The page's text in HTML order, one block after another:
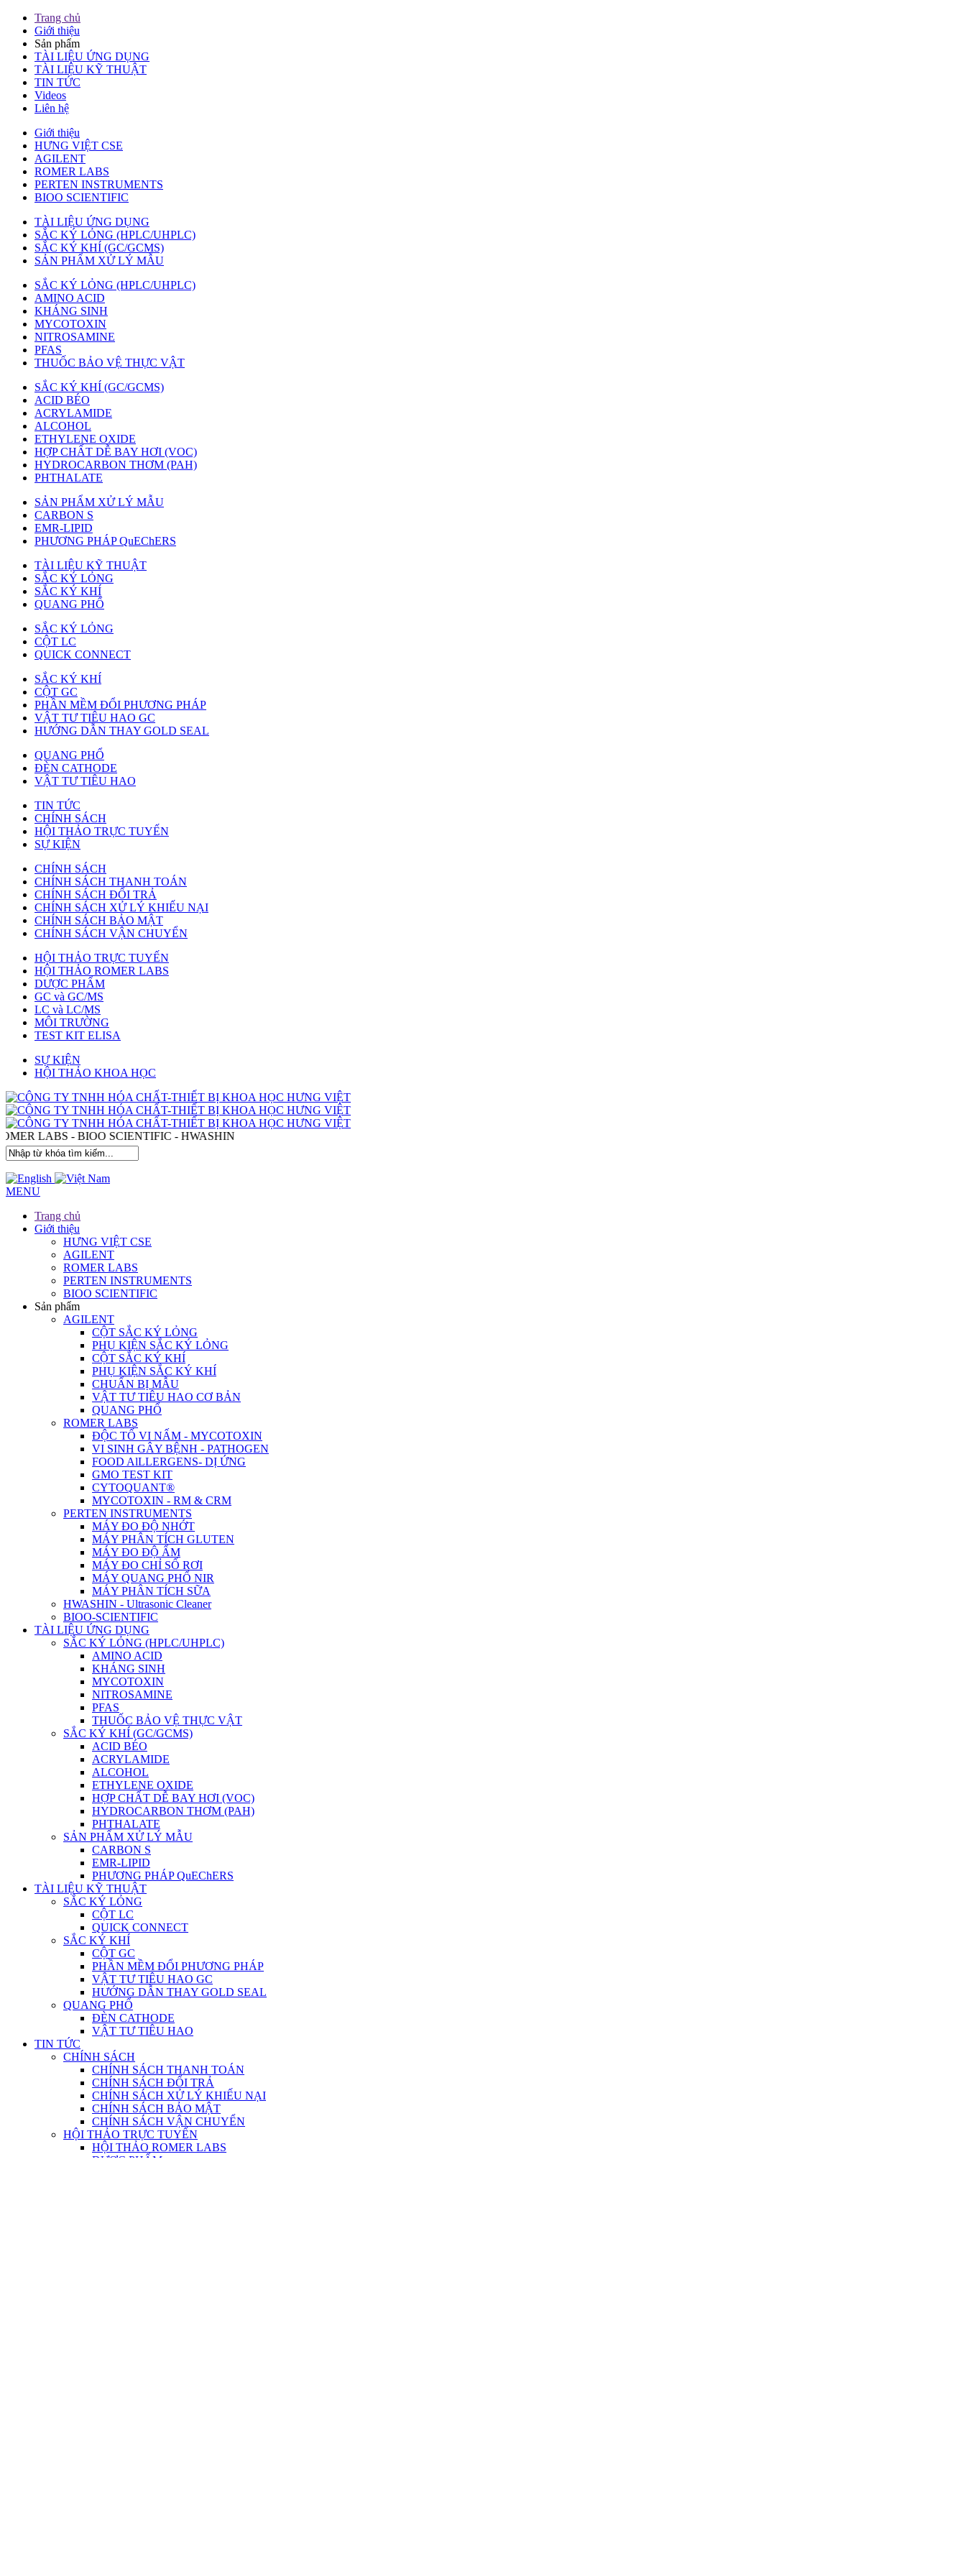
Trang chủ
Giới thiệu
Sản phẩm
TÀI LIỆU ỨNG DỤNG
TÀI LIỆU KỸ THUẬT
TIN TỨC
Videos
Liên hệ
Giới thiệu
HƯNG VIỆT CSE
AGILENT
ROMER LABS
PERTEN INSTRUMENTS
BIOO SCIENTIFIC
TÀI LIỆU ỨNG DỤNG
SẮC KÝ LỎNG (HPLC/UHPLC)
SẮC KÝ KHÍ (GC/GCMS)
SẢN PHẨM XỬ LÝ MẪU
SẮC KÝ LỎNG (HPLC/UHPLC)
AMINO ACID
KHÁNG SINH
MYCOTOXIN
NITROSAMINE
PFAS
THUỐC BẢO VỆ THỰC VẬT
SẮC KÝ KHÍ (GC/GCMS)
ACID BÉO
ACRYLAMIDE
ALCOHOL
ETHYLENE OXIDE
HỢP CHẤT DỄ BAY HƠI (VOC)
HYDROCARBON THƠM (PAH)
PHTHALATE
SẢN PHẨM XỬ LÝ MẪU
CARBON S
EMR-LIPID
PHƯƠNG PHÁP QuEChERS
TÀI LIỆU KỸ THUẬT
SẮC KÝ LỎNG
SẮC KÝ KHÍ
QUANG PHỔ
SẮC KÝ LỎNG
CỘT LC
QUICK CONNECT
SẮC KÝ KHÍ
CỘT GC
PHẦN MỀM ĐỔI PHƯƠNG PHÁP
VẬT TƯ TIÊU HAO GC
HƯỚNG DẪN THAY GOLD SEAL
QUANG PHỔ
ĐÈN CATHODE
VẬT TƯ TIÊU HAO
TIN TỨC
CHÍNH SÁCH
HỘI THẢO TRỰC TUYẾN
SỰ KIỆN
CHÍNH SÁCH
CHÍNH SÁCH THANH TOÁN
CHÍNH SÁCH ĐỔI TRẢ
CHÍNH SÁCH XỬ LÝ KHIẾU NẠI
CHÍNH SÁCH BẢO MẬT
CHÍNH SÁCH VẬN CHUYỂN
HỘI THẢO TRỰC TUYẾN
HỘI THẢO ROMER LABS
DƯỢC PHẨM
GC và GC/MS
LC và LC/MS
MÔI TRƯỜNG
TEST KIT ELISA
SỰ KIỆN
HỘI THẢO KHOA HỌC
- ROMER LABS - BIOO SCIENTIFIC - HWASHIN
MENU
Trang chủ
Giới thiệu
HƯNG VIỆT CSE
AGILENT
ROMER LABS
PERTEN INSTRUMENTS
BIOO SCIENTIFIC
Sản phẩm
AGILENT
CỘT SẮC KÝ LỎNG
PHỤ KIỆN SẮC KÝ LỎNG
CỘT SẮC KÝ KHÍ
PHỤ KIỆN SẮC KÝ KHÍ
CHUẨN BỊ MẪU
VẬT TƯ TIÊU HAO CƠ BẢN
QUANG PHỔ
ROMER LABS
ĐỘC TỐ VI NẤM - MYCOTOXIN
VI SINH GÂY BỆNH - PATHOGEN
FOOD AlLLERGENS- DỊ ỨNG
GMO TEST KIT
CYTOQUANT®
MYCOTOXIN - RM & CRM
PERTEN INSTRUMENTS
MÁY ĐO ĐỘ NHỚT
MÁY PHÂN TÍCH GLUTEN
MÁY ĐO ĐỘ ẨM
MÁY ĐO CHỈ SỐ RƠI
MÁY QUANG PHỔ NIR
MÁY PHÂN TÍCH SỮA
HWASHIN - Ultrasonic Cleaner
BIOO-SCIENTIFIC
TÀI LIỆU ỨNG DỤNG
SẮC KÝ LỎNG (HPLC/UHPLC)
AMINO ACID
KHÁNG SINH
MYCOTOXIN
NITROSAMINE
PFAS
THUỐC BẢO VỆ THỰC VẬT
SẮC KÝ KHÍ (GC/GCMS)
ACID BÉO
ACRYLAMIDE
ALCOHOL
ETHYLENE OXIDE
HỢP CHẤT DỄ BAY HƠI (VOC)
HYDROCARBON THƠM (PAH)
PHTHALATE
SẢN PHẨM XỬ LÝ MẪU
CARBON S
EMR-LIPID
PHƯƠNG PHÁP QuEChERS
TÀI LIỆU KỸ THUẬT
SẮC KÝ LỎNG
CỘT LC
QUICK CONNECT
SẮC KÝ KHÍ
CỘT GC
PHẦN MỀM ĐỔI PHƯƠNG PHÁP
VẬT TƯ TIÊU HAO GC
HƯỚNG DẪN THAY GOLD SEAL
QUANG PHỔ
ĐÈN CATHODE
VẬT TƯ TIÊU HAO
TIN TỨC
CHÍNH SÁCH
CHÍNH SÁCH THANH TOÁN
CHÍNH SÁCH ĐỔI TRẢ
CHÍNH SÁCH XỬ LÝ KHIẾU NẠI
CHÍNH SÁCH BẢO MẬT
CHÍNH SÁCH VẬN CHUYỂN
HỘI THẢO TRỰC TUYẾN
HỘI THẢO ROMER LABS
DƯỢC PHẨM